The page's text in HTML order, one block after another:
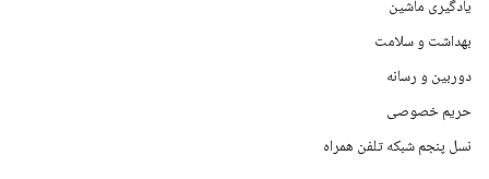
یادگیری ماشین
بهداشت و سلامت
دوربین و رسانه
حریم خصوصی
نسل پنجم شبکه تلفن همراه